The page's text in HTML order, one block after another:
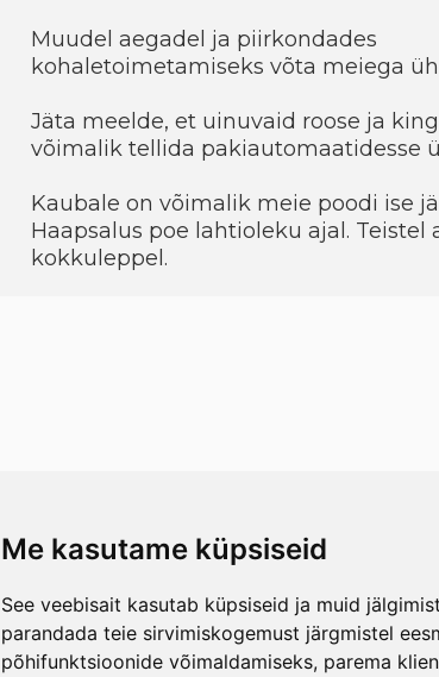
Me kasutame küpsiseid
See veebisait kasutab küpsiseid ja muid
parandada teie sirvimiskogemust järgmistel
põhifunktsioonide võimaldamiseks, parema
Muudel aegadel ja piirkondades
kohaletoimetamiseks võta meiega
Jäta meelde, et uinuvaid roose ja
võimalik tellida pakiautomaatidesse
Kaubale on võimalik meie poodi ise
Haapsalus poe lahtioleku ajal. Teistel
kokkuleppel.